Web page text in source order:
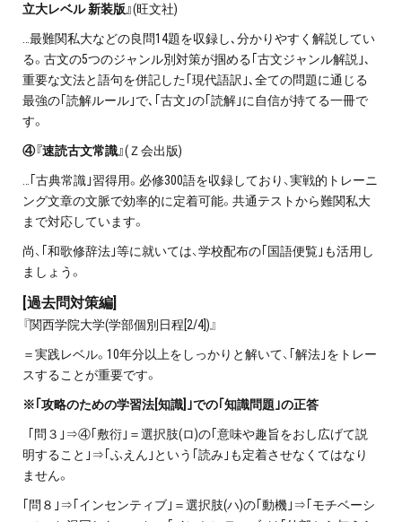
立大レベル 新装版』(旺文社)
…最難関私大などの良問14題を収録し､分かりやすく解説してい
る。古文の5つのジャンル別対策が掴める｢古文ジャンル解説｣､
重要な文法と語句を併記した｢現代語訳｣､全ての問題に通じる
最強の｢読解ルール｣で､｢古文｣の｢読解｣に自信が持てる一冊で
す。
④『速読古文常識』(Ｚ会出版)
…｢古典常識｣習得用。必修300語を収録しており、実戦的トレーニ
ング文章の文脈で効率的に定着可能。共通テストから難関私大
まで対応しています。
尚、｢和歌修辞法｣等に就いては、学校配布の｢国語便覧｣も活用し
ましょう。
[過去問対策編]
『関西学院大学(学部個別日程[2/4])』
＝実践レベル。10年分以上をしっかりと解いて、｢解法｣をトレー
スすることが重要です。
※｢攻略のための学習法[知識]｣での｢知識問題｣の正答
｢問３｣⇒④｢敷衍｣＝選択肢(ロ)の｢意味や趣旨をおし広げて説
明すること｣⇒｢ふえん｣という｢読み｣も定着させなくてはなり
ません。
｢問８｣⇒｢インセンティブ｣＝選択肢(ハ)の｢動機｣⇒｢モチベーシ